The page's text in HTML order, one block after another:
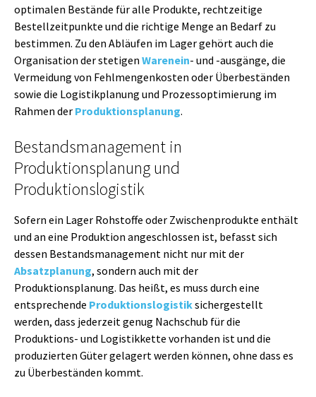
optimalen Bestände für alle Produkte, rechtzeitige
Bestellzeitpunkte und die richtige Menge an Bedarf zu
bestimmen. Zu den Abläufen im Lager gehört auch die
Organisation der stetigen Warenein- und -ausgänge, die
Vermeidung von Fehlmengenkosten oder Überbeständen
sowie die Logistikplanung und Prozessoptimierung im
Rahmen der Produktionsplanung.
Bestandsmanagement in
Produktionsplanung und
Produktionslogistik
Sofern ein Lager Rohstoffe oder Zwischenprodukte enthält
und an eine Produktion angeschlossen ist, befasst sich
dessen Bestandsmanagement nicht nur mit der
Absatzplanung, sondern auch mit der
Produktionsplanung. Das heißt, es muss durch eine
entsprechende Produktionslogistiksichergestellt
werden, dass jederzeit genug Nachschub für die
Produktions- und Logistikkette vorhanden ist und die
produzierten Güter gelagert werden können, ohne dass es
zu Überbeständen kommt.